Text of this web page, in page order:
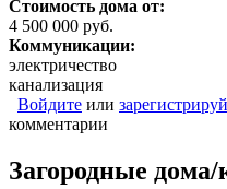
Стоимость дома от:
4 500 000 руб.
Коммуникации:
электричество
канализация
Войдите или
комментарии
Загородные